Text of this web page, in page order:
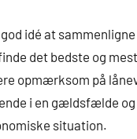
idé at
det bedste og
opmærksom på
i en gældsfælde
situation.